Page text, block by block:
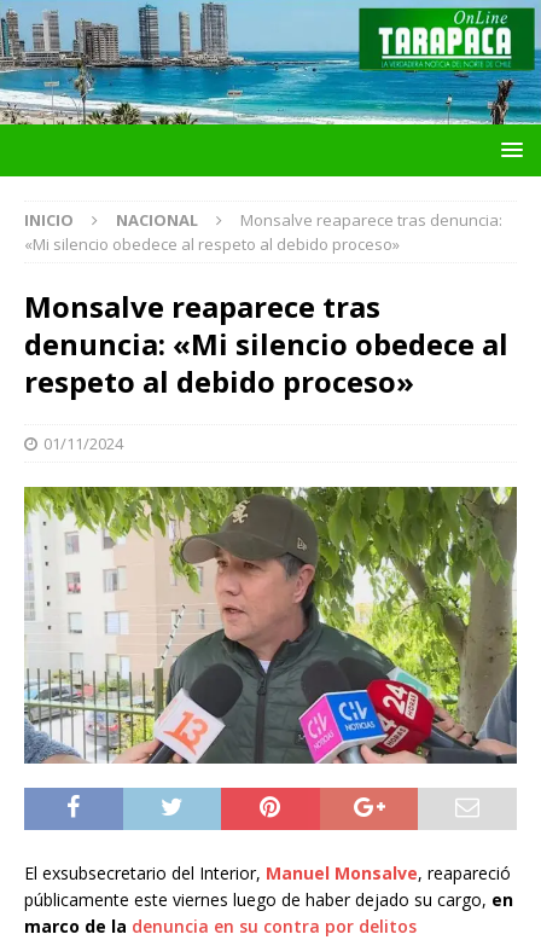
INICIO NACIONAL
Monsalve reaparece tras denuncia:
«Mi silencio obedece al respeto al debido proceso»
Monsalve reaparece tras
denuncia: «Mi silencio obedece al
respeto al debido proceso»
01/11/2024
El exsubsecretario del Interior, Manuel Monsalve, reapareció
públicamente este viernes luego de haber dejado su cargo, en
marco de la denuncia en su contra por delitos